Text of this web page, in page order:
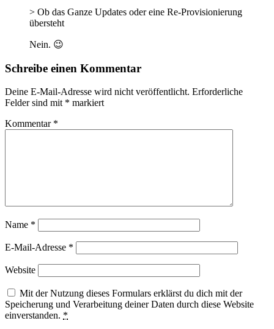
> Ob das Ganze Updates oder eine Re-Provisionierung
übersteht
Nein. 😉
Schreibe einen Kommentar
Deine E-Mail-Adresse wird nicht veröffentlicht. Erforderliche
Felder sind mit * markiert
Kommentar *
Name *
E-Mail-Adresse *
Website
Mit der Nutzung dieses Formulars erklärst du dich mit der
Speicherung und Verarbeitung deiner Daten durch diese Website
einverstanden. *